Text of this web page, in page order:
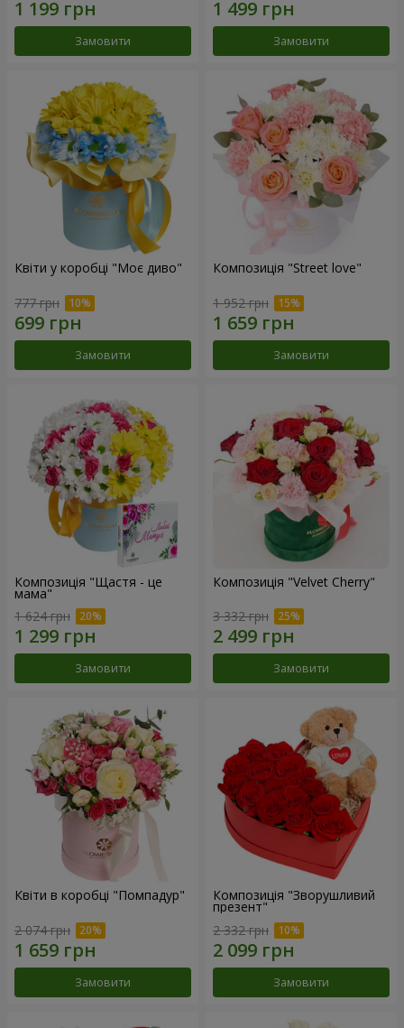
Замовити Замовити
Квіти у коробці "Моє диво"
777 грн
Замовити
Композиція "Street love"
1 952 грн
Замовити
Композиція "Щастя - це
мама"
1 624 грн
Замовити
Композиція "Velvet Cherry"
3 332 грн
Замовити
Квіти в коробці "Помпадур"
2 074 грн
Замовити
Композиція "Зворушливий
презент"
2 332 грн
Замовити